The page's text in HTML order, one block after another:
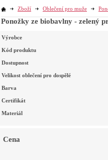
Zboží Oblečení pro muže
Ponožky ze biobavlny - zelený
Výrobce
Kód produktu
Dostupnost
Velikost oblečení pro dospělé
Barva
Certifikát
Materiál
Cena